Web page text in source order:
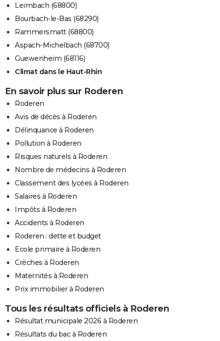
Leimbach (68800)
Bourbach-le-Bas (68290)
Rammersmatt (68800)
Aspach-Michelbach (68700)
Guewenheim (68116)
Climat dans le Haut-Rhin
En savoir plus sur Roderen
Roderen
Avis de décès à Roderen
Délinquance à Roderen
Pollution à Roderen
Risques naturels à Roderen
Nombre de médecins à Roderen
Classement des lycées à Roderen
Salaires à Roderen
Impôts à Roderen
Accidents à Roderen
Roderen : dette et budget
Ecole primaire à Roderen
Crèches à Roderen
Maternités à Roderen
Prix immobilier à Roderen
Tous les résultats officiels à Roderen
Résultat municipale 2026 à Roderen
Résultats du bac à Roderen